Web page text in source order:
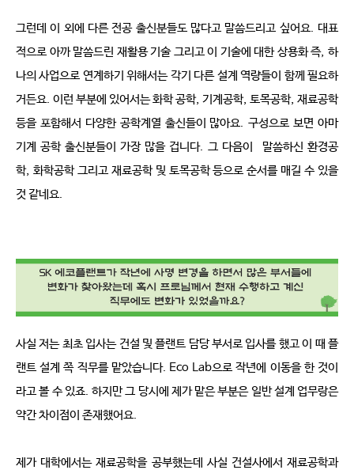
그런데 이 외에 다른 전공 출신분들도 많다고 말씀드리고 싶어요. 대표
적으로 아까 말씀드린 재활용 기술 그리고 이 기술에 대한 상용화 즉, 하
나의 사업으로 연계하기 위해서는 각기 다른 설계 역량들이 함께 필요하
거든요. 이런 부분에 있어서는 화학 공학, 기계공학, 토목공학, 재료공학
등을 포함해서 다양한 공학계열 출신들이 많아요. 구성으로 보면 아마
기계 공학 출신분들이 가장 많을 겁니다. 그 다음이
말씀하신 환경공
학, 화학공학 그리고 재료공학 및 토목공학 등으로 순서를 매길 수 있을
것 같네요.
사실 저는 최초 입사는 건설 및 플랜트 담당 부서로 입사를 했고 이 때 플
랜트 설계 쪽 직무를 맡았습니다. Eco Lab으로 작년에 이동을 한 것이
라고 볼 수 있죠. 하지만 그 당시에 제가 맡은 부분은 일반 설계 업무랑은
약간 차이점이 존재했어요.
제가 대학에서는 재료공학을 공부했는데 사실 건설사에서 재료공학과